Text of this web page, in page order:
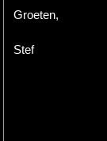
Groeten,
Stef